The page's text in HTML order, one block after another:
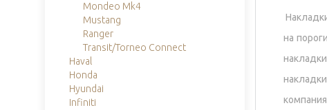
Mondeo Mk4
Mustang
Ranger
Transit/Torneo Connect
Haval
Honda
Hyundai
Infiniti
на